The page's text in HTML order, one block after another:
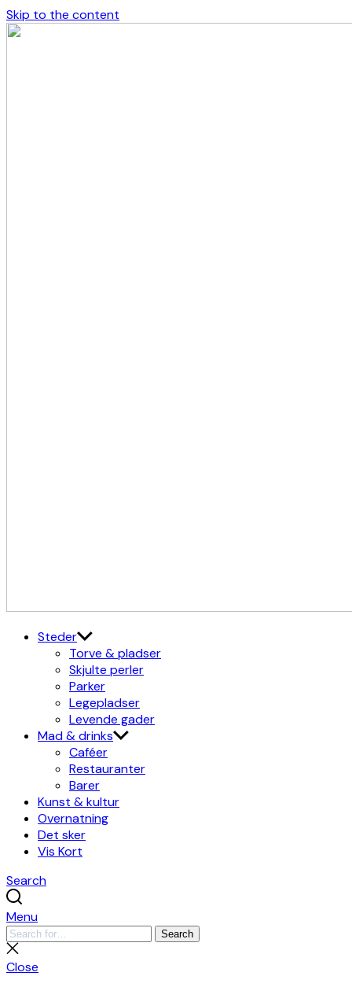
Skip to the content
Steder
Torve & pladser
Skjulte perler
Parker
Legepladser
Levende gader
Mad & drinks
Caféer
Restauranter
Barer
Kunst & kultur
Overnatning
Det sker
Vis Kort
Search
Menu
Search
for:
Search
Close
search
Close